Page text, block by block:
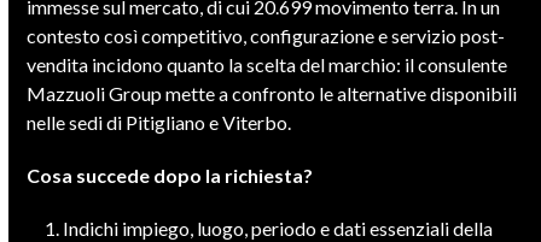
immesse sul mercato, di cui 20.699 movimento terra. In un
contesto così competitivo, configurazione e servizio post-
vendita incidono quanto la scelta del marchio: il consulente
Mazzuoli Group mette a confronto le alternative disponibili
nelle sedi di Pitigliano e Viterbo.
Cosa succede dopo la richiesta?
Indichi impiego, luogo, periodo e dati essenziali della